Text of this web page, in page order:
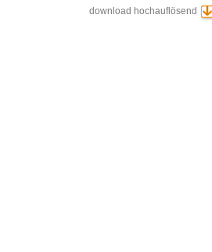
download hochauflösend